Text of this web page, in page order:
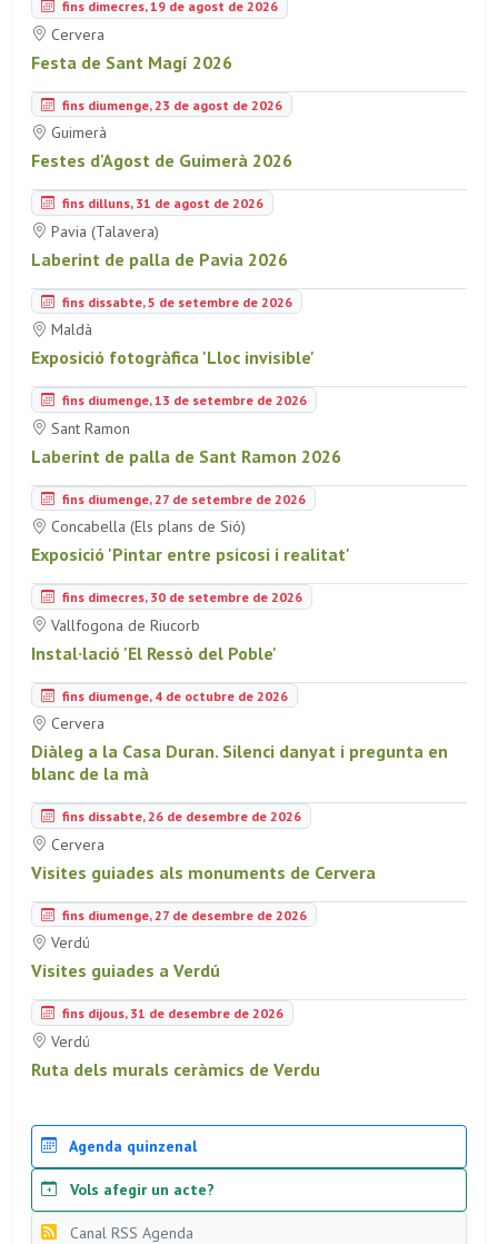
fins dimecres, 19 de agost de 2026
Cervera
Festa de Sant Magí 2026
fins diumenge, 23 de agost de 2026
Guimerà
Festes d'Agost de Guimerà 2026
fins dilluns, 31 de agost de 2026
Pavia (Talavera)
Laberint de palla de Pavia 2026
fins dissabte, 5 de setembre de 2026
Maldà
Exposició fotogràfica 'Lloc invisible'
fins diumenge, 13 de setembre de 2026
Sant Ramon
Laberint de palla de Sant Ramon 2026
fins diumenge, 27 de setembre de 2026
Concabella (Els plans de Sió)
Exposició 'Pintar entre psicosi i realitat'
fins dimecres, 30 de setembre de 2026
Vallfogona de Riucorb
Instal·lació 'El Ressò del Poble'
fins diumenge, 4 de octubre de 2026
Cervera
Diàleg a la Casa Duran. Silenci danyat i pregunta en
blanc de la mà
fins dissabte, 26 de desembre de 2026
Cervera
Visites guiades als monuments de Cervera
fins diumenge, 27 de desembre de 2026
Verdú
Visites guiades a Verdú
fins dijous, 31 de desembre de 2026
Verdú
Ruta dels murals ceràmics de Verdu
Agenda quinzenal
Vols afegir un acte?
Canal RSS Agenda